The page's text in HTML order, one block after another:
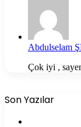
Abdulselam
Çok iyi ,
Son Yazılar